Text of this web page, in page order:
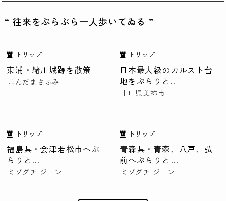
“ 往来をぶらぶら一人歩いてゐる ”
トリップ
東浦・緒川城跡を散策
こんだまさふみ
トリップ
日本最大級のカルスト台
地をぶらりと..
山口県美祢市
トリップ
福島県・会津若松市へぶ
らりと…
ミゾグチ ジュン
トリップ
青森県・青森、八戸、弘
前へぶらりと…
ミゾグチ ジュン